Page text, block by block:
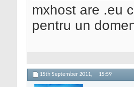
mxhost are .eu
pentru un
15th September 2011, 15:59